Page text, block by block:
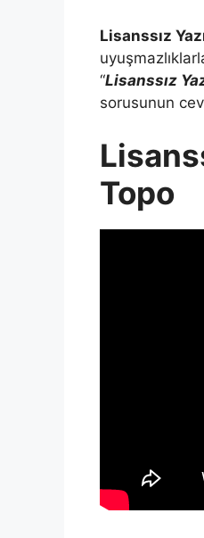
Lisanssız
“Lisanssız
sorusunun
Topo